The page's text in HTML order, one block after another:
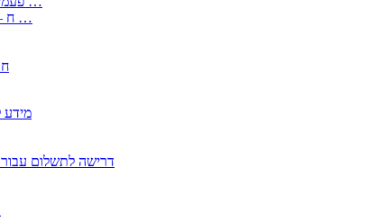
) 1998 ( לפי חוק חופש המידע התשנ;quot&ח – טופס בקשה לקבלת …
2350
2355 דרישה לתשלום